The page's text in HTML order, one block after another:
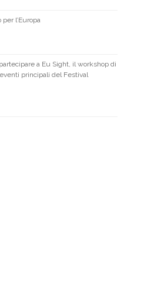
l’Europa
a Eu Sight, il workshop di
principali del Festival